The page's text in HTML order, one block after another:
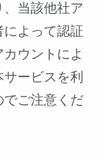
当該他社ア
よって認証
ウントによ
ービスを利
でご注意くだ